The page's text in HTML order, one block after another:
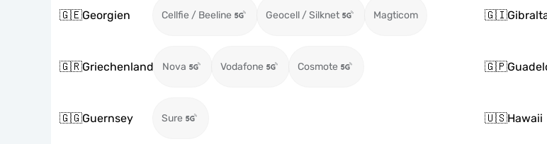
🇬🇪Georgien Cellfie / Beeline Geocell / Silknet Magticom 🇬🇮
🇬🇷Griechenland Nova Vodafone Cosmote 🇬🇵
🇬🇬Guernsey Sure 🇺🇸Hawaii